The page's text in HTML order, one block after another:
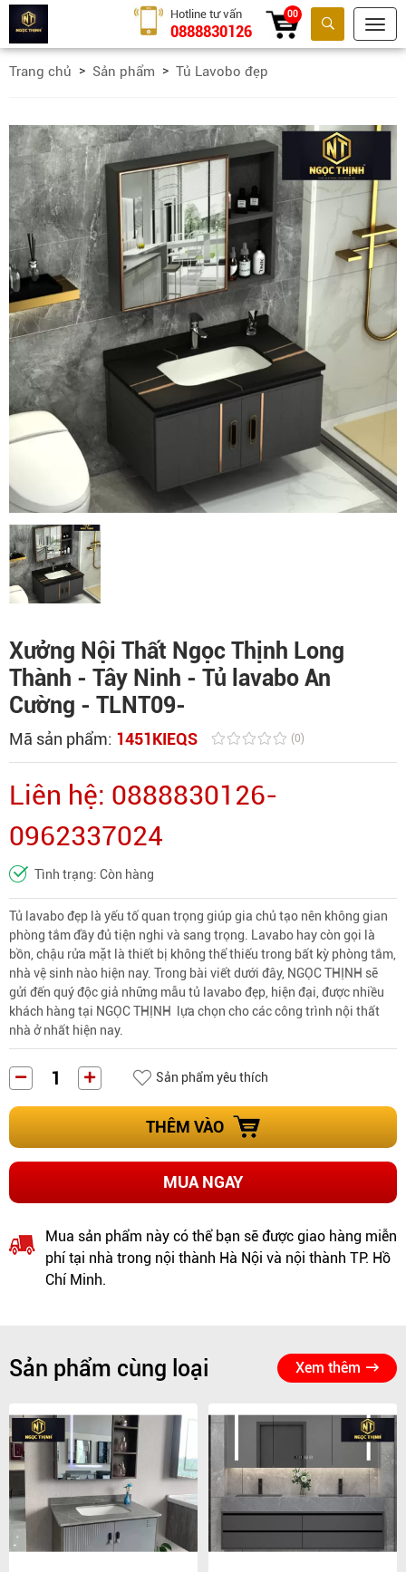
Tìm kiếm
Hotline tư vấn
0888830126
00
Trang chủ Sản phẩm Tủ Lavobo đẹp
Xưởng Nội Thất Ngọc Thịnh Long
Thành - Tây Ninh - Tủ lavabo An
Cường - TLNT09-
Mã sản phẩm: 1451KIEQS (0)
Liên hệ: 0888830126-
0962337024
Tình trạng: Còn hàng
Tủ lavabo đẹp là yếu tố quan trọng giúp gia chủ tạo nên không gian
phòng tắm đầy đủ tiện nghi và sang trọng. Lavabo hay còn gọi là
bồn, chậu rửa mặt là thiết bị không thể thiếu trong bất kỳ phòng tắm,
nhà vệ sinh nào hiện nay. Trong bài viết dưới đây, NGỌC THỊNH sẽ
gửi đến quý độc giả những mẫu tủ lavabo đẹp, hiện đại, được nhiều
khách hàng tại NGỌC THỊNH lựa chọn cho các công trình nội thất
nhà ở nhất hiện nay.
Sản phẩm yêu thích
THÊM VÀO
MUA NGAY
Mua sản phẩm này có thể bạn sẽ được giao hàng miễn
phí tại nhà trong nội thành Hà Nội và nội thành TP. Hồ
Chí Minh.
Sản phẩm cùng loại Xem thêm